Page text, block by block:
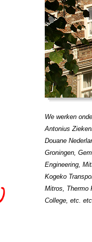
We werken
Antonius
Douane
Groningen,
Engineering,
Kogeko
Mitros, Thermo
College, etc.